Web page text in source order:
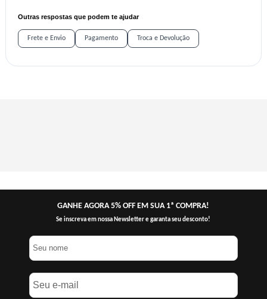
Outras respostas que podem te ajudar
Frete e Envio Pagamento Troca e Devolução
GANHE AGORA 5% OFF EM SUA 1ª COMPRA!
Se inscreva em nossa Newsletter e garanta seu desconto!